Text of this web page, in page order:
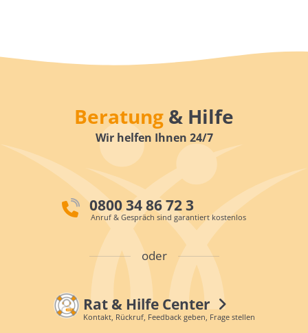
Beratung & Hilfe
Wir helfen Ihnen 24/7
0800 34 86 72 3
Anruf & Gespräch sind garantiert kostenlos
oder
Rat & Hilfe Center
Kontakt, Rückruf, Feedback geben, Frage stellen